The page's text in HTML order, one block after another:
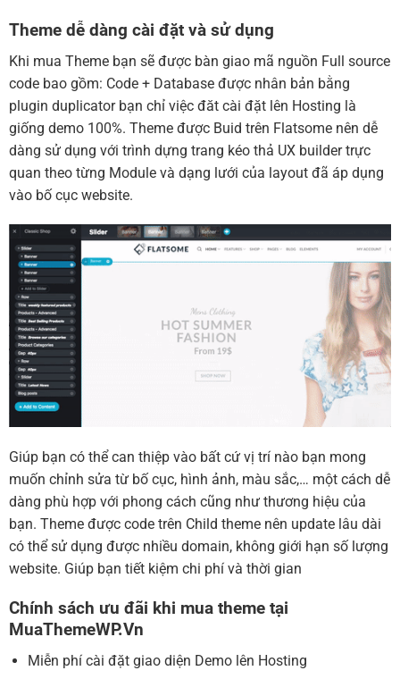
Theme dễ dàng cài đặt và sử dụng
Khi mua Theme bạn sẽ được bàn giao mã nguồn Full source
code bao gồm: Code + Database được nhân bản bằng
plugin duplicator bạn chỉ việc đăt cài đặt lên Hosting là
giống demo 100%. Theme được Buid trên Flatsome nên dễ
dàng sử dụng với trình dựng trang kéo thả UX builder trực
quan theo từng Module và dạng lưới của layout đã áp dụng
vào bố cục website.
Giúp bạn có thể can thiệp vào bất cứ vị trí nào bạn mong
muốn chỉnh sửa từ bố cục, hình ảnh, màu sắc,… một cách dễ
dàng phù hợp với phong cách cũng như thương hiệu của
bạn. Theme được code trên Child theme nên update lâu dài
có thể sử dụng được nhiều domain, không giới hạn số lượng
website. Giúp bạn tiết kiệm chi phí và thời gian
Chính sách ưu đãi khi mua theme tại
MuaThemeWP.Vn
Miễn phí cài đặt giao diện Demo lên Hosting